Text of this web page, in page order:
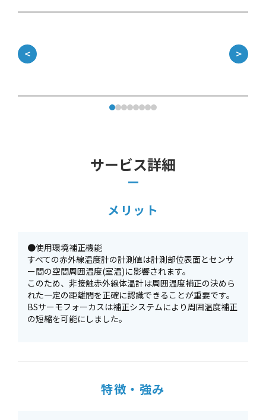
＜ ＞
サービス詳細
メリット
●使用環境補正機能
すべての赤外線温度計の計測値は計測部位表面とセンサ
ー間の空間周囲温度(室温)に影響されます。
このため、非接触赤外線体温計は周囲温度補正の決めら
れた一定の距離間を正確に認識できることが重要です。
BSサーモフォーカスは補正システムにより周囲温度補正
の短縮を可能にしました。
特徴・強み